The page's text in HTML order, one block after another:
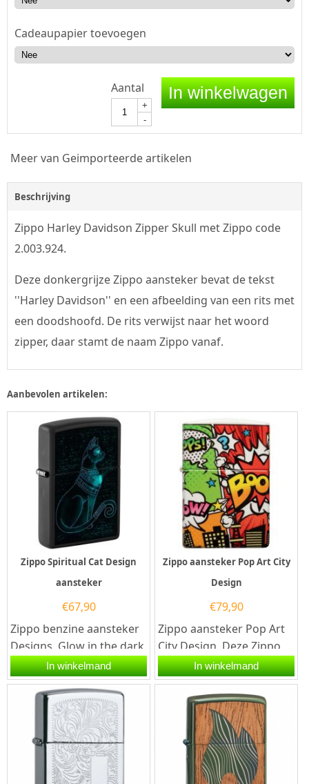
Cadeaupapier toevoegen
Aantal
+
-
In winkelwagen
Meer van Geimporteerde artikelen
Beschrijving
Zippo Harley Davidson Zipper Skull met Zippo code
2.003.924.
Deze donkergrijze Zippo aansteker bevat de tekst
''Harley Davidson'' en een afbeelding van een rits met
een doodshoofd. De rits verwijst naar het woord
zipper, daar stamt de naam Zippo vanaf.
Aanbevolen artikelen:
Zippo Spiritual Cat Design
aansteker
€67,90
Zippo benzine aansteker
Designs. Glow in the dark
Zippo benzine aansteker
met aan de...
In winkelmand
Zippo aansteker Pop Art City
Design
€79,90
Zippo aansteker Pop Art
City Design. Deze Zippo
aansteker heeft een
slijtvaste cartoon print
In winkelmand